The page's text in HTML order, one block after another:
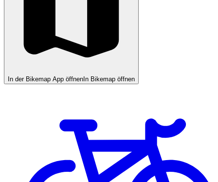
In der Bikemap App öffnen In Bikemap öffnen